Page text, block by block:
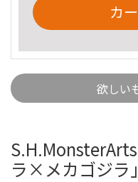
カ
欲しい
ラ×メカゴジラ